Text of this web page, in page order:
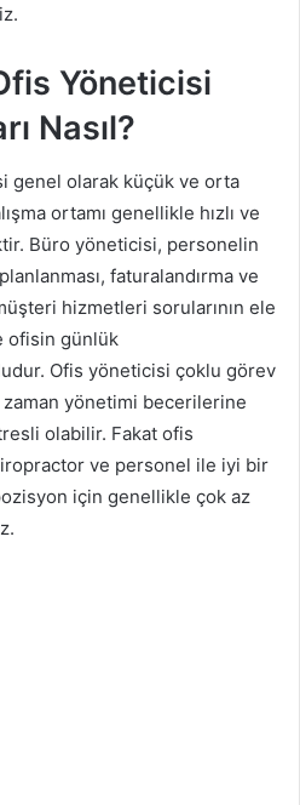
Yöneticisi
Nasıl?
genel olarak küçük ve orta
ortamı genellikle hızlı ve
Büro yöneticisi, personelin
faturalandırma ve
hizmetleri sorularının ele
ofisin günlük
Ofis yöneticisi çoklu görev
yönetimi becerilerine
olabilir. Fakat ofis
ve personel ile iyi bir
için genellikle çok az